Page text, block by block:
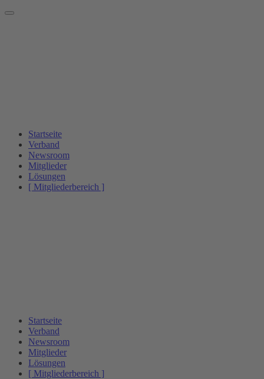
Startseite
Verband
Newsroom
Mitglieder
Lösungen
[ Mitgliederbereich ]
Startseite
Verband
Newsroom
Mitglieder
Lösungen
[ Mitgliederbereich ]